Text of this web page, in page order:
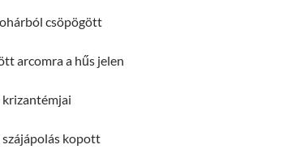
csöpögött
arcomra a hűs jelen
szájápolás kopott